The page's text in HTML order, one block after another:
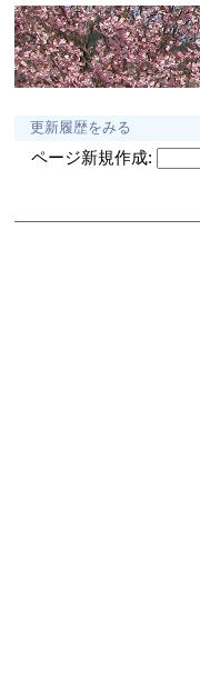
更新履歴をみる
ページ新規作成: